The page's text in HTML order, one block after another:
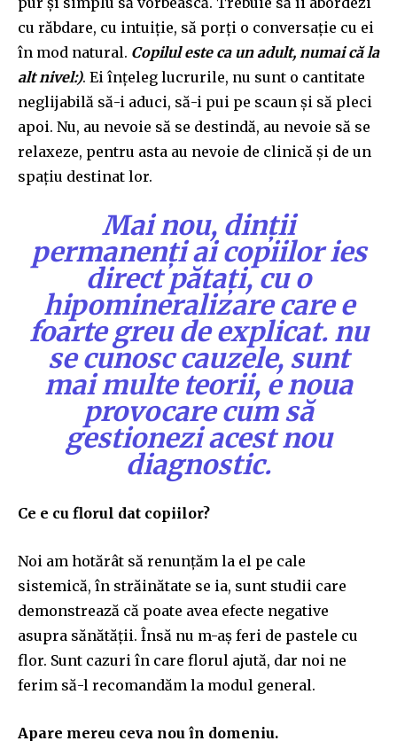
cu răbdare, cu intuiție, să porți o conversație cu ei
în mod natural. Copilul este ca un adult, numai că la
alt nivel:). Ei înțeleg lucrurile, nu sunt o cantitate
neglijabilă să-i aduci, să-i pui pe scaun și să pleci
apoi. Nu, au nevoie să se destindă, au nevoie să se
relaxeze, pentru asta au nevoie de clinică și de un
spațiu destinat lor.
Mai nou, dinții
permanenți ai copiilor ies
direct pătați, cu o
hipomineralizare care e
foarte greu de explicat. nu
se cunosc cauzele, sunt
mai multe teorii, e noua
provocare cum să
gestionezi acest nou
diagnostic.
Ce e cu florul dat copiilor?
Noi am hotărât să renunțăm la el pe cale
sistemică, în străinătate se ia, sunt studii care
demonstrează că poate avea efecte negative
asupra sănătății. Însă nu m-aș feri de pastele cu
flor. Sunt cazuri în care florul ajută, dar noi ne
ferim să-l recomandăm la modul general.
Apare mereu ceva nou în domeniu.